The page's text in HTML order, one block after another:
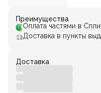
Преимущества
Оплата частями в
Доставка в пункты
Доставка